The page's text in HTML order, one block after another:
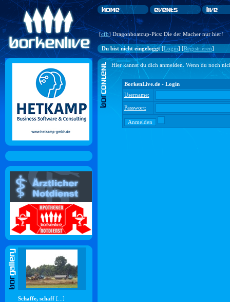
[cfb] Dragonboatcup-Pics: Die der Macher nur hier!
Du bist nicht eingeloggt[Login] [Registrieren]
Schaffe, schaff [...]
Hier kannst du dich anmelden. Wenn du noch
BorkenLive.de - Login
Username:
Passwort: